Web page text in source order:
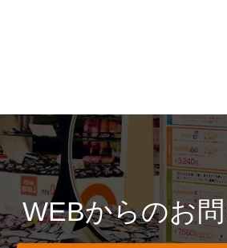
WEBからのお